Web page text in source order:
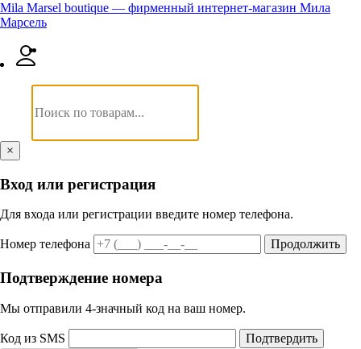
Mila Marsel boutique — фирменный интернет-магазин Мила
Марсель
×
Вход или регистрация
Для входа или регистрации введите номер телефона.
Номер телефона Продолжить
Подтверждение номера
Мы отправили 4‑значный код на ваш номер.
Код из SMS Подтвердить